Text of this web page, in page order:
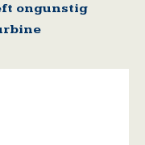
ongunstig